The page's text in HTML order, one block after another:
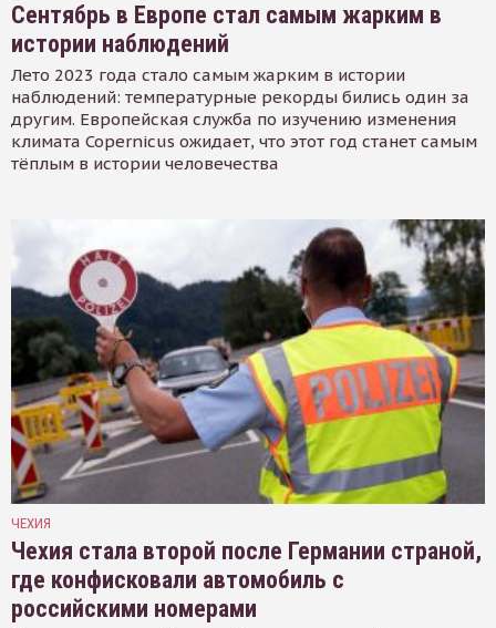
Сентябрь в Европе стал самым жарким в
истории наблюдений
Лето 2023 года стало самым жарким в истории
наблюдений: температурные рекорды бились один за
другим. Европейская служба по изучению изменения
климата Copernicus ожидает, что этот год станет самым
тёплым в истории человечества
ЧЕХИЯ
Чехия стала второй после Германии страной,
где конфисковали автомобиль с
российскими номерами